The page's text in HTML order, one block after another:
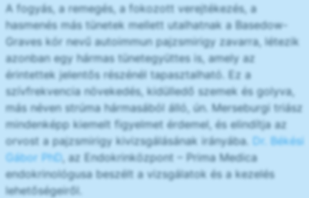
A fogyás, a remegés, a fokozott verejtékezés, a
hasmenés más tünetek mellett utalhatnak a Basedow-
Graves kór nevű autoimmun pajzsmirigy zavarra, létezik
azonban egy hármas tünetegyüttes is, amely az
érintettek jelentős részénél tapasztalható. Ez a
szívfrekvencia növekedés, kidülledő szemek és golyva,
más néven strúma hármasából álló, ún. Merseburgi triász
mindenképp kiemelt figyelmet érdemel, és elindítja az
orvost a pajzsmirigy kivizsgálásának irányába. Dr. Békési
Gábor PhD, az Endokrinközpont – Prima Medica
endokrinológusa beszélt a vizsgálatok és a kezelés
lehetőségeiről.